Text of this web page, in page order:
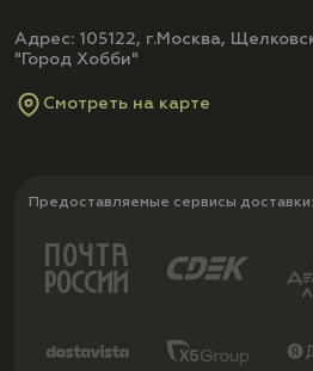
Адрес: 105122, г.Москва,
"Город Хобби"
Смотреть на карте
Предоставляемые сервисы доставки: